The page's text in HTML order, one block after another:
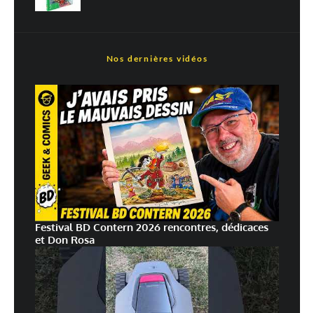
Nos dernières vidéos
Festival BD Contern 2026 rencontres, dédicaces
et Don Rosa